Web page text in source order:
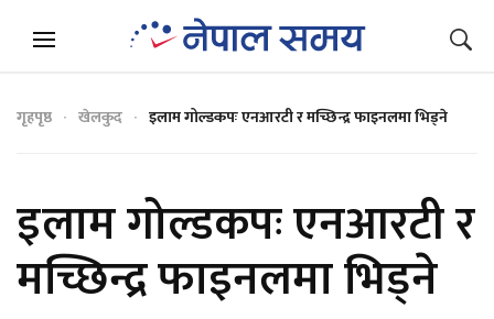
गृहपृष्ठ खेलकुद इलाम गोल्डकपः एनआरटी र मच्छिन्द्र फाइनलमा भिड्ने
इलाम गोल्डकपः एनआरटी र
मच्छिन्द्र फाइनलमा भिड्ने